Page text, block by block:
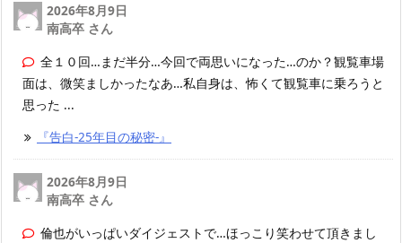
2026年8月9日
南高卒 さん
全１０回…まだ半分…今回で両思いになった…のか？観覧車場
面は、微笑ましかったなあ…私自身は、怖くて観覧車に乗ろうと
思った ...
『告白-25年目の秘密-』
2026年8月9日
南高卒 さん
倫也がいっぱいダイジェストで…ほっこり笑わせて頂きまし